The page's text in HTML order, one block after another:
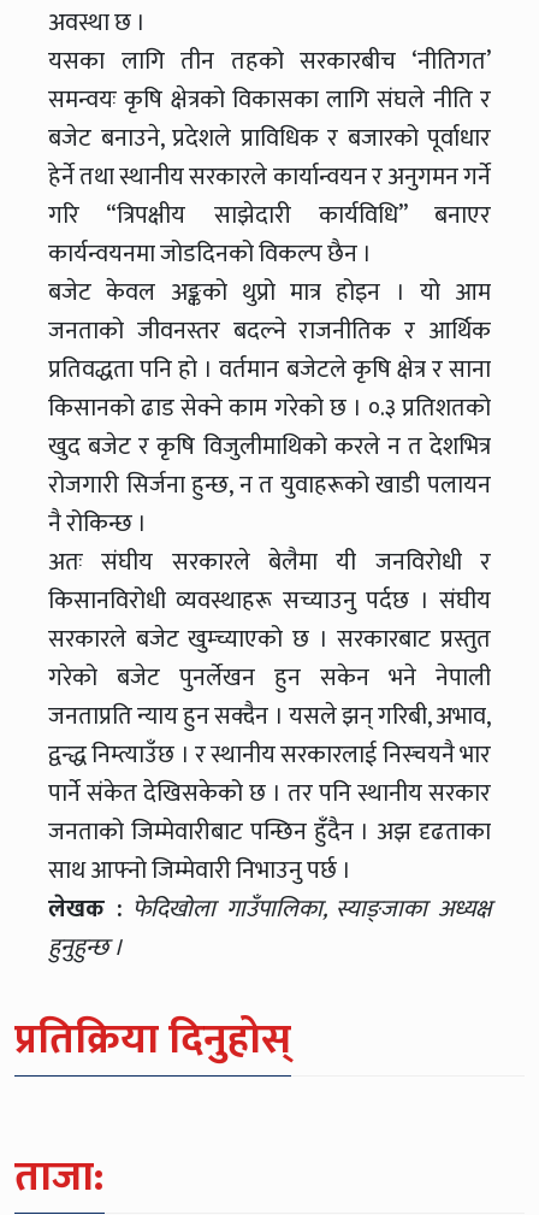
अवस्था छ ।
यसका लागि तीन तहको सरकारबीच ‘नीतिगत’
समन्वयः कृषि क्षेत्रको विकासका लागि संघले नीति र
बजेट बनाउने, प्रदेशले प्राविधिक र बजारको पूर्वाधार
हेर्ने तथा स्थानीय सरकारले कार्यान्वयन र अनुगमन गर्ने
गरि “त्रिपक्षीय साझेदारी कार्यविधि’’ बनाएर
कार्यन्वयनमा जोडदिनको विकल्प छैन ।
बजेट केवल अङ्कको थुप्रो मात्र होइन । यो आम
जनताको जीवनस्तर बदल्ने राजनीतिक र आर्थिक
प्रतिवद्धता पनि हो । वर्तमान बजेटले कृषि क्षेत्र र साना
किसानको ढाड सेक्ने काम गरेको छ । ०.३ प्रतिशतको
खुद बजेट र कृषि विजुलीमाथिको करले न त देशभित्र
रोजगारी सिर्जना हुन्छ, न त युवाहरूको खाडी पलायन
नै रोकिन्छ ।
अतः संघीय सरकारले बेलैमा यी जनविरोधी र
किसानविरोधी व्यवस्थाहरू सच्याउनु पर्दछ । संघीय
सरकारले बजेट खुम्च्याएको छ । सरकारबाट प्रस्तुत
गरेको बजेट पुनर्लेखन हुन सकेन भने नेपाली
जनताप्रति न्याय हुन सक्दैन । यसले झन् गरिबी, अभाव,
द्वन्द्ध निम्त्याउँछ । र स्थानीय सरकारलाई निस्चयनै भार
पार्ने संकेत देखिसकेको छ । तर पनि स्थानीय सरकार
जनताको जिम्मेवारीबाट पन्छिन हुँदैन । अझ दृढताका
साथ आफ्नो जिम्मेवारी निभाउनु पर्छ ।
लेखक : फेदिखोला गाउँपालिका, स्याङ्जाका अध्यक्ष
हुनुहुन्छ ।
प्रतिक्रिया दिनुहोस्
ताजा: